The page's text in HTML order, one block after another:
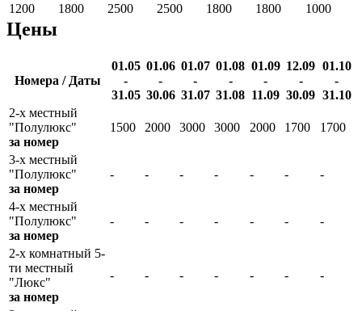
1200
1800 2500 2500 1800 1800 1000
Цены
Номера / Даты
01.05
-
31.05
01.06
-
30.06
01.07
-
31.07
01.08
-
31.08
01.09
-
11.09
12.09
-
30.09
01.10
-
31.10
2-х местный
"Полулюкс"
за номер
1500 2000 3000 3000 2000 1700 1700
3-х местный
"Полулюкс"
за номер
- - - - - - -
4-х местный
"Полулюкс"
за номер
- - - - - - -
2-х комнатный 5-
ти местный
"Люкс"
за номер
- - - - - - -